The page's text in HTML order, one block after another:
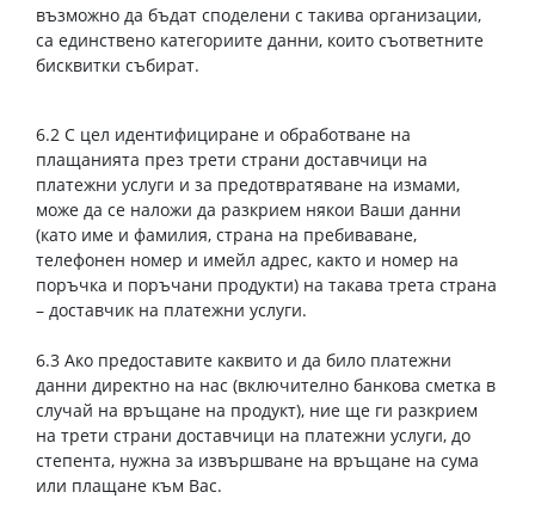
възможно да бъдат споделени с такива организации,
са единствено категориите данни, които съответните
бисквитки събират.
6.2 С цел идентифициране и обработване на
плащанията през трети страни доставчици на
платежни услуги и за предотвратяване на измами,
може да се наложи да разкрием някои Ваши данни
(като име и фамилия, страна на пребиваване,
телефонен номер и имейл адрес, както и номер на
поръчка и поръчани продукти) на такава трета страна
– доставчик на платежни услуги.
6.3 Ако предоставите каквито и да било платежни
данни директно на нас (включително банкова сметка в
случай на връщане на продукт), ние ще ги разкрием
на трети страни доставчици на платежни услуги, до
степента, нужна за извършване на връщане на сума
или плащане към Вас.